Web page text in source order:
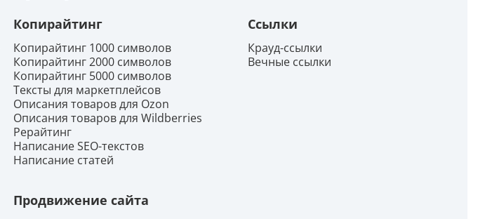
Копирайтинг
Копирайтинг 1000 символов
Копирайтинг 2000 символов
Копирайтинг 5000 символов
Тексты для маркетплейсов
Описания товаров для Ozon
Описания товаров для Wildberries
Рерайтинг
Написание SEO-текстов
Написание статей
Ссылки
Крауд-ссылки
Вечные ссылки
Продвижение сайта